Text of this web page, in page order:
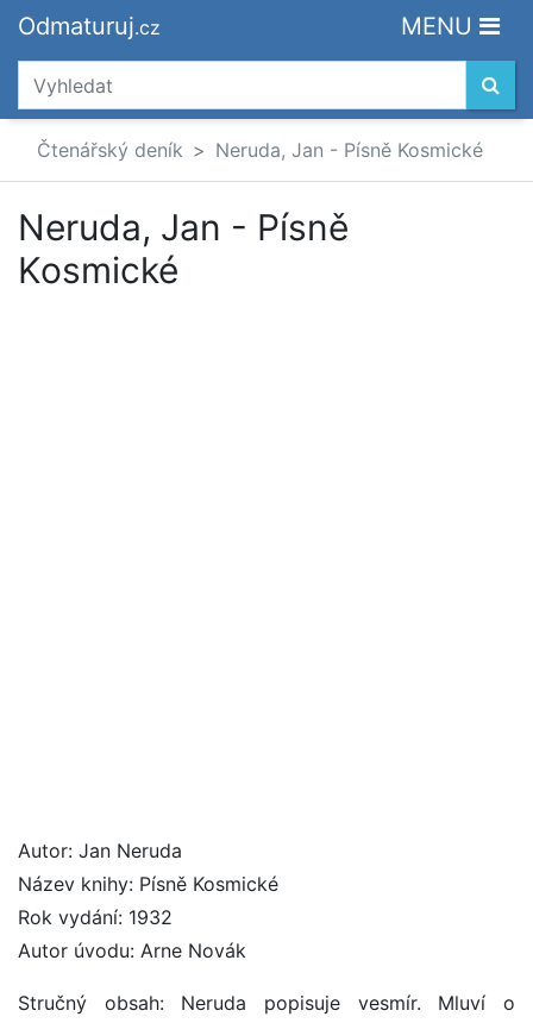
Odmaturuj.cz MENU
Čtenářský deník Neruda, Jan - Písně Kosmické
Neruda, Jan - Písně
Kosmické
Autor: Jan Neruda
Název knihy: Písně Kosmické
Rok vydání: 1932
Autor úvodu: Arne Novák
Stručný obsah: Neruda popisuje vesmír. Mluví o